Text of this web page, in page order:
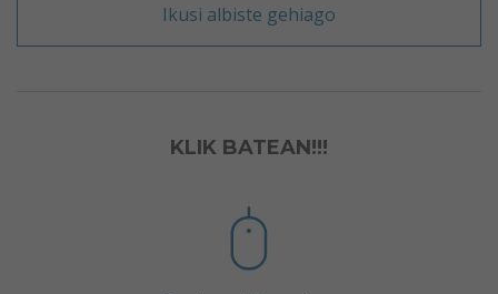
Ikusi albiste gehiago
KLIK BATEAN!!!